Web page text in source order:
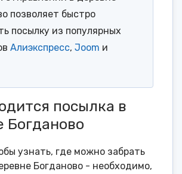
позволяет быстро
посылку из популярных
Алиэкспресс, Joom и
посылка в
Богданово
узнать, где можно забрать
Богданово - необходимо,